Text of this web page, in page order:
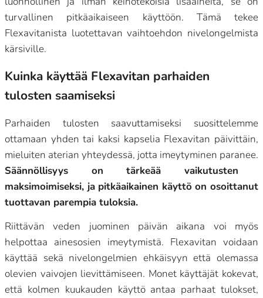
turvallinen pitkäaikaiseen käyttöön. Tämä tekee
Flexavitanista luotettavan vaihtoehdon nivelongelmista
kärsiville.
Kuinka käyttää Flexavitan parhaiden
tulosten saamiseksi
Parhaiden tulosten saavuttamiseksi suosittelemme
ottamaan yhden tai kaksi kapselia Flexavitan päivittäin,
mieluiten aterian yhteydessä, jotta imeytyminen paranee.
Säännöllisyys on tärkeää vaikutusten
maksimoimiseksi, ja pitkäaikainen käyttö on osoittanut
tuottavan parempia tuloksia.
Riittävän veden juominen päivän aikana voi myös
helpottaa ainesosien imeytymistä. Flexavitan voidaan
käyttää sekä nivelongelmien ehkäisyyn että olemassa
olevien vaivojen lievittämiseen. Monet käyttäjät kokevat,
että kolmen kuukauden käyttö antaa parhaat tulokset,